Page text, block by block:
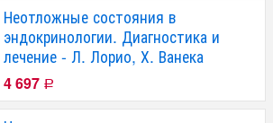
Неотложные состояния в
эндокринологии. Диагностика и
лечение - Л. Лорио, Х. Ванека
4 697 Р